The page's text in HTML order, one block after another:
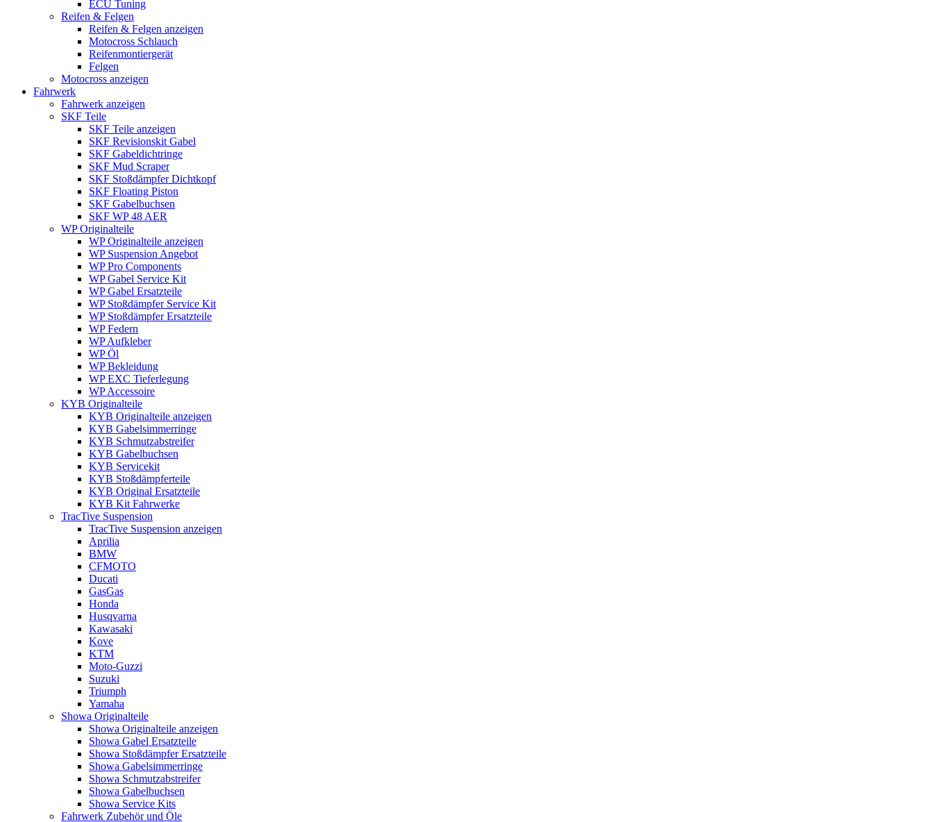
ECU Tuning
Reifen & Felgen
Reifen & Felgen anzeigen
Motocross Schlauch
Reifenmontiergerät
Felgen
Motocross anzeigen
Fahrwerk
Fahrwerk anzeigen
SKF Teile
SKF Teile anzeigen
SKF Revisionskit Gabel
SKF Gabeldichtringe
SKF Mud Scraper
SKF Stoßdämpfer Dichtkopf
SKF Floating Piston
SKF Gabelbuchsen
SKF WP 48 AER
WP Originalteile
WP Originalteile anzeigen
WP Suspension Angebot
WP Pro Components
WP Gabel Service Kit
WP Gabel Ersatzteile
WP Stoßdämpfer Service Kit
WP Stoßdämpfer Ersatzteile
WP Federn
WP Aufkleber
WP Öl
WP Bekleidung
WP EXC Tieferlegung
WP Accessoire
KYB Originalteile
KYB Originalteile anzeigen
KYB Gabelsimmerringe
KYB Schmutzabstreifer
KYB Gabelbuchsen
KYB Servicekit
KYB Stoßdämpferteile
KYB Original Ersatzteile
KYB Kit Fahrwerke
TracTive Suspension
TracTive Suspension anzeigen
Aprilia
BMW
CFMOTO
Ducati
GasGas
Honda
Husqvarna
Kawasaki
Kove
KTM
Moto-Guzzi
Suzuki
Triumph
Yamaha
Showa Originalteile
Showa Originalteile anzeigen
Showa Gabel Ersatzteile
Showa Stoßdämpfer Ersatzteile
Showa Gabelsimmerringe
Showa Schmutzabstreifer
Showa Gabelbuchsen
Showa Service Kits
Fahrwerk Zubehör und Öle